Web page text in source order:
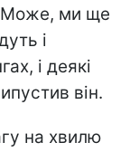
Може, ми ще
і
і деякі
він.
на хвилю